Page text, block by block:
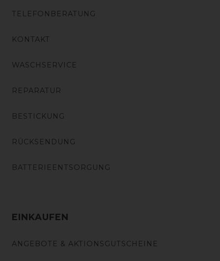
TELEFONBERATUNG
KONTAKT
WASCHSERVICE
REPARATUR
BESTICKUNG
RÜCKSENDUNG
BATTERIEENTSORGUNG
EINKAUFEN
ANGEBOTE & AKTIONSGUTSCHEINE